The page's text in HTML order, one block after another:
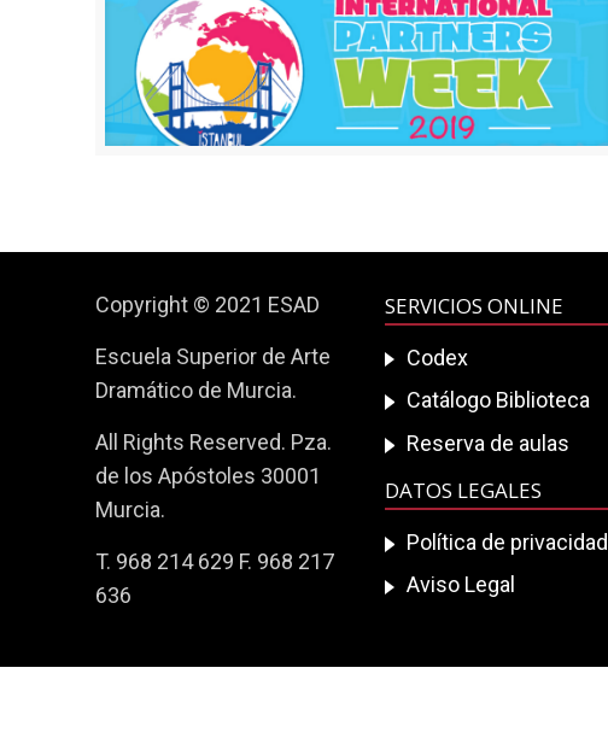
Copyright © 2021 ESAD
Escuela Superior de Arte
Dramático de Murcia.
All Rights Reserved. Pza.
de los Apóstoles 30001
Murcia.
T. 968 214 629 F. 968 217
636
SERVICIOS ONLINE
Codex
Catálogo Biblioteca
Reserva de aulas
DATOS LEGALES
Política de privacidad
Aviso Legal